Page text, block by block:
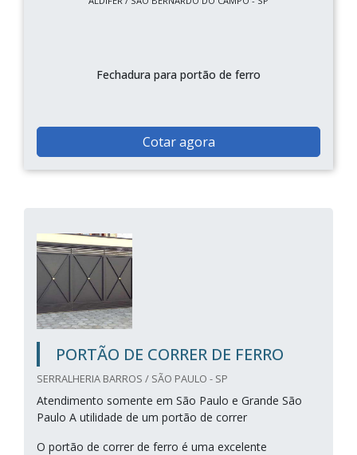
Fechadura para portão de ferro
Cotar agora
PORTÃO DE CORRER DE FERRO
SERRALHERIA BARROS / SÃO PAULO - SP
Atendimento somente em São Paulo e Grande São
Paulo A utilidade de um portão de correr
O portão de correr de ferro é uma excelente